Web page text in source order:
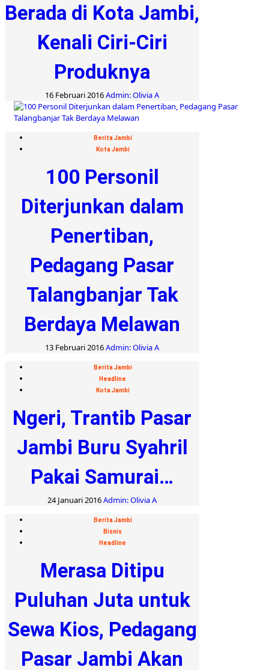
Berada di Kota Jambi,
Kenali Ciri-Ciri
Produknya
16 Februari 2016Admin: Olivia A
Berita Jambi
Kota Jambi
100 Personil
Diterjunkan dalam
Penertiban,
Pedagang Pasar
Talangbanjar Tak
Berdaya Melawan
13 Februari 2016Admin: Olivia A
Berita Jambi
Headline
Kota Jambi
Ngeri, Trantib Pasar
Jambi Buru Syahril
Pakai Samurai…
24 Januari 2016Admin: Olivia A
Berita Jambi
Bisnis
Headline
Merasa Ditipu
Puluhan Juta untuk
Sewa Kios, Pedagang
Pasar Jambi Akan